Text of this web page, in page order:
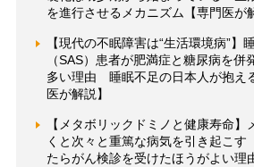
を進行させるメカニズム【専門医が
【現代の不眠障害は“生活環境病”】
（SAS）患者が肥満症と糖尿病を併
多い理由 睡眠不足の日本人が抱え
医が解説】
【メタボリックドミノと健康寿命】
くと次々と重篤な病気を引き起こ
たらがん検診を受けたほうがよい理